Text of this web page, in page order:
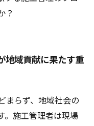
？
地域貢献に果たす重
まらず、地域社会の
。施工管理者は現場